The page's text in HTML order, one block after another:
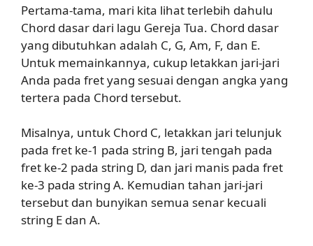
Pertama-tama, mari kita lihat terlebih dahulu
Chord dasar dari lagu Gereja Tua. Chord dasar
yang dibutuhkan adalah C, G, Am, F, dan E.
Untuk memainkannya, cukup letakkan jari-jari
Anda pada fret yang sesuai dengan angka yang
tertera pada Chord tersebut.
Misalnya, untuk Chord C, letakkan jari telunjuk
pada fret ke-1 pada string B, jari tengah pada
fret ke-2 pada string D, dan jari manis pada fret
ke-3 pada string A. Kemudian tahan jari-jari
tersebut dan bunyikan semua senar kecuali
string E dan A.